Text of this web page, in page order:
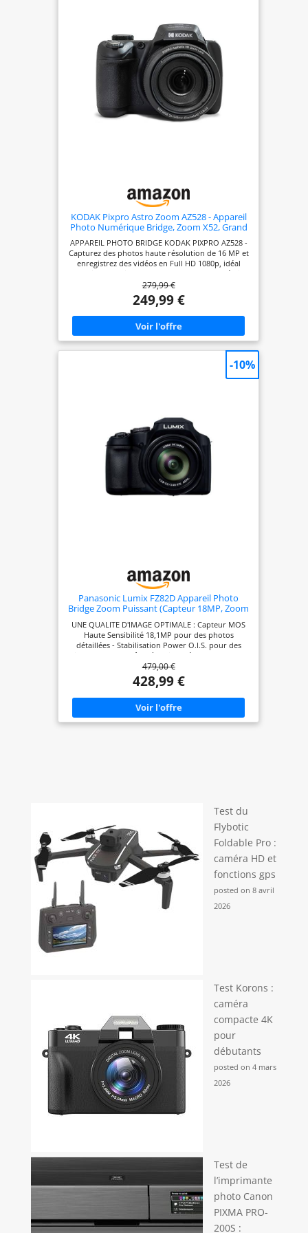
avoir à s'approprier des piles.
KODAK Pixpro Astro Zoom AZ528 - Appareil
Photo Numérique Bridge, Zoom X52, Grand
Angle de 24 mm, 16 Mégapixels CMOS, LCD
3", Wi-FI, Rafale 6 i/s, Contrôle sans Fil
APPAREIL PHOTO BRIDGE KODAK PIXPRO AZ528 -
Capturez des photos haute résolution de 16 MP et
enregistrez des vidéos en Full HD 1080p, idéal
pour immortaliser vos moments avec des détails
nets. ZOOM OPTIQUE X52 - Profitez d'un zoom
optique x52 puissant pour capturer des sujets
éloignés avec précision, parfait pour la
photographie à longue distance. STABILISATEUR
OPTIQUE - Réduisez les flous grâce au stabilisateur
optique intégré, garantissant des images nettes et
stables même en mouvement. ÉCRAN LCD 3
directement sur l'écran LCD de 3 pouces, facilitant
le cadrage et la visualisation en direct.
utilisation complète dès l’ouverture du paquet.
279,99 €
249,99 €
Panasonic Lumix FZ82D Appareil Photo
Bridge Zoom Puissant (Capteur 18MP, Zoom
Viseur OLED, Ecran Tactile, Vidéo 4K,
Stabilisation) Noir
UNE QUALITE D'IMAGE OPTIMALE : Capteur MOS
Haute Sensibilité 18,1MP pour des photos
détaillées - Stabilisation Power O.I.S. pour des
images nettes, même à main levée UN OBJECTIF
ULTRA POLYVALENT : Zoom Lumix ultra puissant
60x avec grand angle 20mm (20-1200mm) pour
aller au plus près du sujet - Ouverture F2.8 - 5.9
pour des photos lumineuses DES FONCTIONS
EXPERTES : Vidéo 4K 30p/Vidéo Full HD 60p -
Photo 4K pour réaliser une rafale de 30 i/s et
capturer l'instant parfait - Fonction Post Focus afin
tactile - Autonomie 300 photos environ - Flash
479,00 €
428,99 €
-10%
Test du
Flybotic
Foldable Pro :
caméra HD et
fonctions gps
posted on 8 avril
2026
Test Korons :
caméra
compacte 4K
pour
débutants
posted on 4 mars
2026
Test de
l’imprimante
photo Canon
PIXMA PRO-
200S :